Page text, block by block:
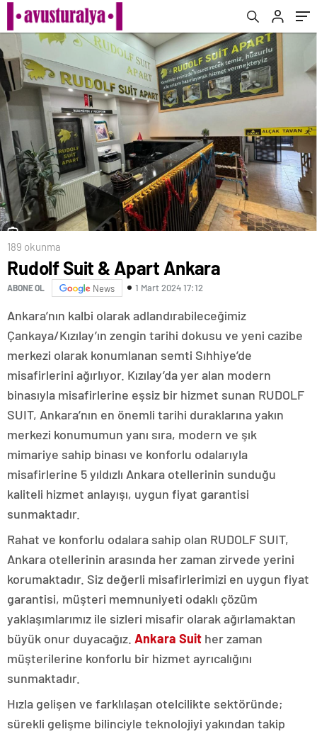
189 okunma
Rudolf Suit & Apart Ankara
ABONE OL News 1 Mart 2024 17:12
Ankara’nın kalbi olarak adlandırabileceğimiz
Çankaya/Kızılay’ın zengin tarihi dokusu ve yeni cazibe
merkezi olarak konumlanan semti Sıhhiye’de
misafirlerini ağırlıyor. Kızılay’da yer alan modern
binasıyla misafirlerine eşsiz bir hizmet sunan RUDOLF
SUIT, Ankara’nın en önemli tarihi duraklarına yakın
merkezi konumumun yanı sıra, modern ve şık
mimariye sahip binası ve konforlu odalarıyla
misafirlerine 5 yıldızlı Ankara otellerinin sunduğu
kaliteli hizmet anlayışı, uygun fiyat garantisi
sunmaktadır.
Rahat ve konforlu odalara sahip olan RUDOLF SUIT,
Ankara otellerinin arasında her zaman zirvede yerini
korumaktadır. Siz değerli misafirlerimizi en uygun fiyat
garantisi, müşteri memnuniyeti odaklı çözüm
yaklaşımlarımız ile sizleri misafir olarak ağırlamaktan
büyük onur duyacağız. Ankara Suit her zaman
müşterilerine konforlu bir hizmet ayrıcalığını
sunmaktadır.
Hızla gelişen ve farklılaşan otelcilikte sektöründe;
sürekli gelişme bilinciyle teknolojiyi yakından takip